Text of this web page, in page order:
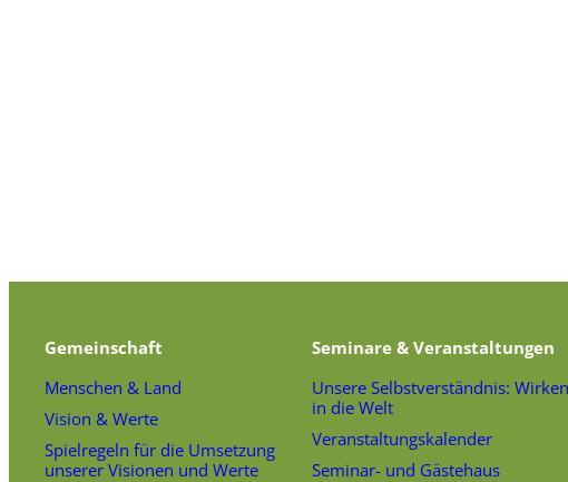
Gemeinschaft
Menschen & Land
Vision & Werte
Spielregeln für die Umsetzung
unserer Visionen und Werte
Seminare & Veranstaltungen
Unsere Selbstverständnis: Wirken
in die Welt
Veranstaltungskalender
Seminar- und Gästehaus